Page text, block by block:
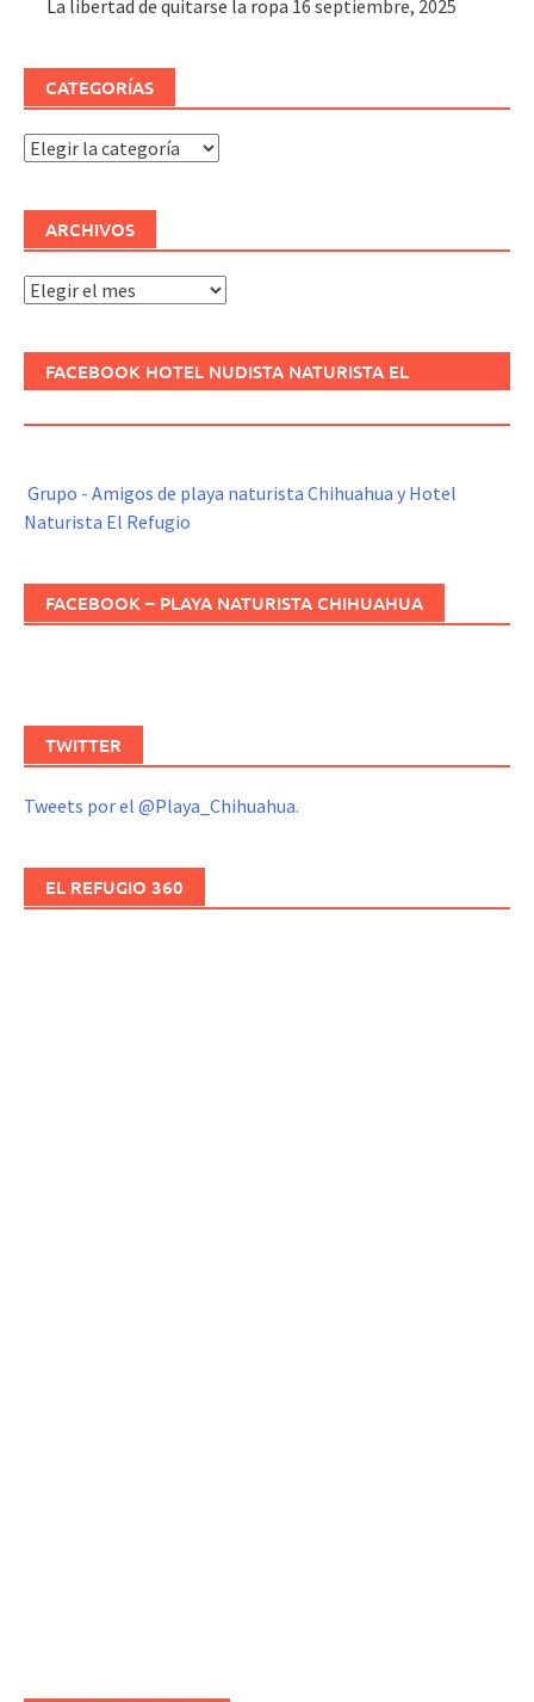
La libertad de quitarse la ropa 16 septiembre, 2025
CATEGORÍAS
Categorías
ARCHIVOS
Archivos
FACEBOOK HOTEL NUDISTA NATURISTA EL
Grupo - Amigos de playa naturista Chihuahua y Hotel
Naturista El Refugio
FACEBOOK – PLAYA NATURISTA CHIHUAHUA
TWITTER
Tweets por el @Playa_Chihuahua.
EL REFUGIO 360